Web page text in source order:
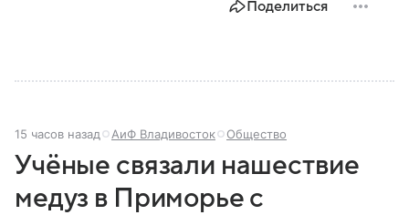
Поделиться
15 часов назад АиФ Владивосток Общество
Учёные связали нашествие
медуз в Приморье с